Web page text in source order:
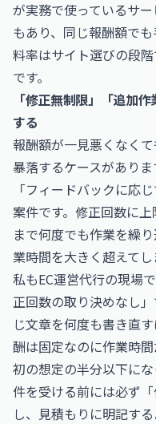
が実務で使っているサ
もあり、同じ報酬額で
料率はサイト選びの段
です。
「修正無制限」「追加
する
報酬額が一見悪くなく
暴落するケースがあり
「フィードバックに応
案件です。修正回数に
まで何度でも作業を繰
業時間を大きく超えてし
私もEC運営代行の現場
正回数の取り決めなし
じ文章を何度も書き直
酬は固定なのに作業時
初の想定の半分以下に
件を受ける前には必ず
し、見積もりに明記する